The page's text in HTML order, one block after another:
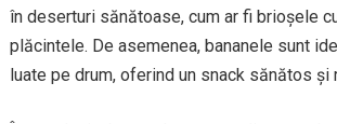
în deserturi sănătoase, cum ar fi brioșele
plăcintele. De asemenea, bananele sunt
luate pe drum, oferind un snack sănătos și